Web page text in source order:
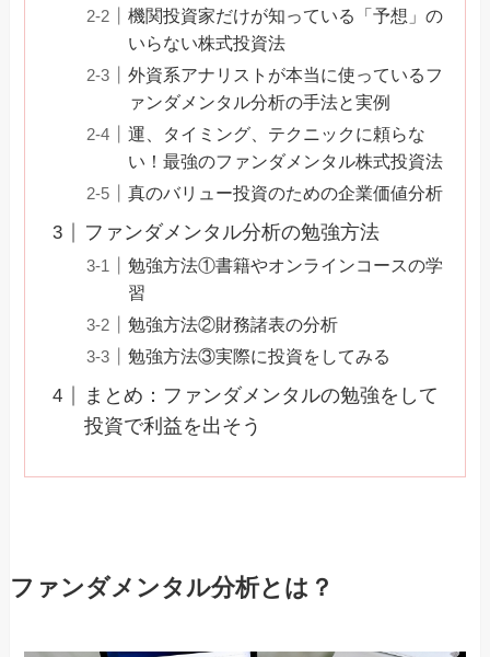
機関投資家だけが知っている「予想」の
いらない株式投資法
外資系アナリストが本当に使っているフ
ァンダメンタル分析の手法と実例
運、タイミング、テクニックに頼らな
い！最強のファンダメンタル株式投資法
真のバリュー投資のための企業価値分析
ファンダメンタル分析の勉強方法
勉強方法①書籍やオンラインコースの学
習
勉強方法②財務諸表の分析
勉強方法③実際に投資をしてみる
まとめ：ファンダメンタルの勉強をして
投資で利益を出そう
ファンダメンタル分析とは？